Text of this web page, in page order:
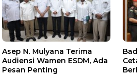
Asep N. Mulyana Terima
Audiensi Wamen ESDM, Ada
Pesan Penting